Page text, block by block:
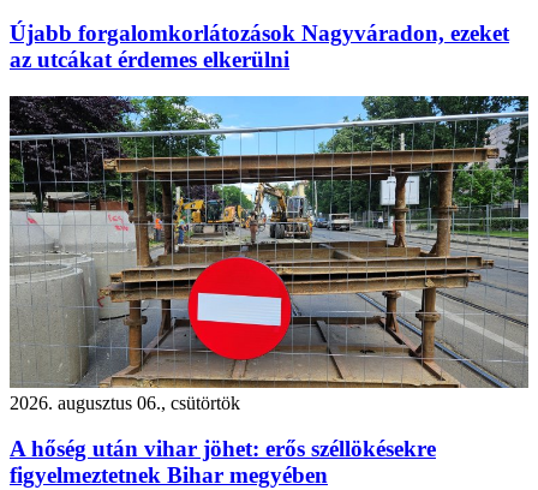
Újabb forgalomkorlátozások Nagyváradon, ezeket
az utcákat érdemes elkerülni
2026. augusztus 06., csütörtök
A hőség után vihar jöhet: erős széllökésekre
figyelmeztetnek Bihar megyében